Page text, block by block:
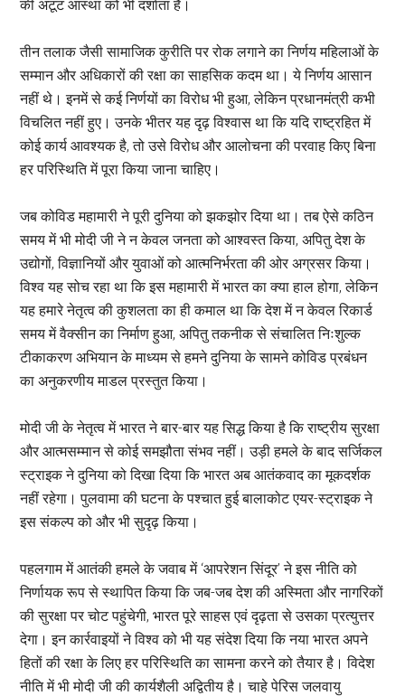
की अटूट आस्था को भी दर्शाता है।
तीन तलाक जैसी सामाजिक कुरीति पर रोक लगाने का निर्णय महिलाओं के
सम्मान और अधिकारों की रक्षा का साहसिक कदम था। ये निर्णय आसान
नहीं थे। इनमें से कई निर्णयों का विरोध भी हुआ, लेकिन प्रधानमंत्री कभी
विचलित नहीं हुए। उनके भीतर यह दृढ़ विश्वास था कि यदि राष्ट्रहित में
कोई कार्य आवश्यक है, तो उसे विरोध और आलोचना की परवाह किए बिना
हर परिस्थिति में पूरा किया जाना चाहिए।
जब कोविड महामारी ने पूरी दुनिया को झकझोर दिया था। तब ऐसे कठिन
समय में भी मोदी जी ने न केवल जनता को आश्वस्त किया, अपितु देश के
उद्योगों, विज्ञानियों और युवाओं को आत्मनिर्भरता की ओर अग्रसर किया।
विश्व यह सोच रहा था कि इस महामारी में भारत का क्या हाल होगा, लेकिन
यह हमारे नेतृत्व की कुशलता का ही कमाल था कि देश में न केवल रिकार्ड
समय में वैक्सीन का निर्माण हुआ, अपितु तकनीक से संचालित निःशुल्क
टीकाकरण अभियान के माध्यम से हमने दुनिया के सामने कोविड प्रबंधन
का अनुकरणीय माडल प्रस्तुत किया।
मोदी जी के नेतृत्व में भारत ने बार-बार यह सिद्ध किया है कि राष्ट्रीय सुरक्षा
और आत्मसम्मान से कोई समझौता संभव नहीं। उड़ी हमले के बाद सर्जिकल
स्ट्राइक ने दुनिया को दिखा दिया कि भारत अब आतंकवाद का मूकदर्शक
नहीं रहेगा। पुलवामा की घटना के पश्चात हुई बालाकोट एयर-स्ट्राइक ने
इस संकल्प को और भी सुदृढ़ किया।
पहलगाम में आतंकी हमले के जवाब में ‘आपरेशन सिंदूर’ ने इस नीति को
निर्णायक रूप से स्थापित किया कि जब-जब देश की अस्मिता और नागरिकों
की सुरक्षा पर चोट पहुंचेगी, भारत पूरे साहस एवं दृढ़ता से उसका प्रत्युत्तर
देगा। इन कार्रवाइयों ने विश्व को भी यह संदेश दिया कि नया भारत अपने
हितों की रक्षा के लिए हर परिस्थिति का सामना करने को तैयार है। विदेश
नीति में भी मोदी जी की कार्यशैली अद्वितीय है। चाहे पेरिस जलवायु